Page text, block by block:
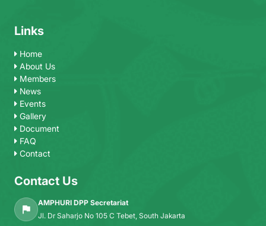
Links
Home
About Us
Members
News
Events
Gallery
Document
FAQ
Contact
Contact Us
AMPHURI DPP Secretariat
Jl. Dr Saharjo No 105 C Tebet, South Jakarta